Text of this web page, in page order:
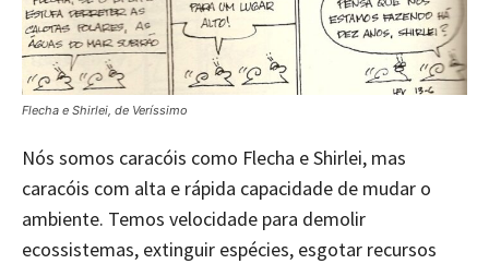
Flecha e Shirlei, de Veríssimo
Nós somos caracóis como Flecha e Shirlei, mas
caracóis com alta e rápida capacidade de mudar o
ambiente. Temos velocidade para demolir
ecossistemas, extinguir espécies, esgotar recursos